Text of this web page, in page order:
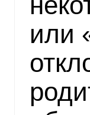
или